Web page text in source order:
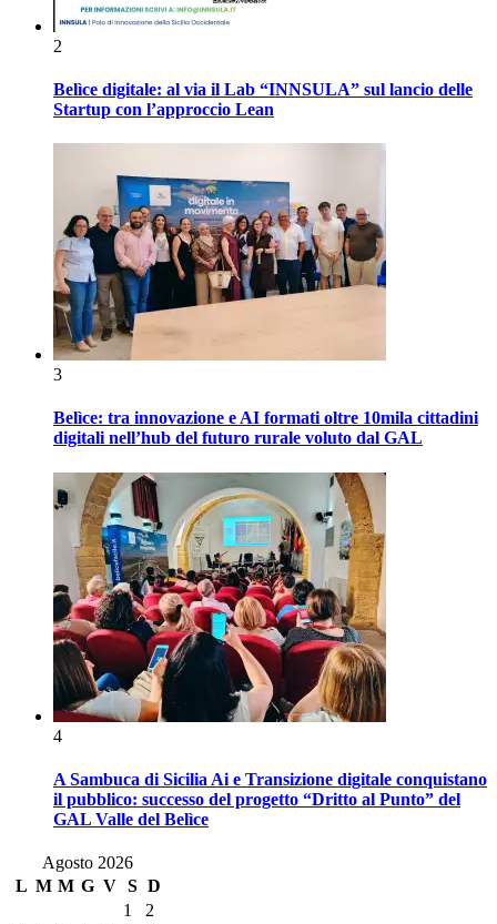
2
Belìce digitale: al via il Lab “INNSULA” sul lancio delle
Startup con l’approccio Lean
3
Belìce: tra innovazione e AI formati oltre 10mila cittadini
digitali nell’hub del futuro rurale voluto dal GAL
4
A Sambuca di Sicilia Ai e Transizione digitale conquistano
il pubblico: successo del progetto “Dritto al Punto” del
GAL Valle del Belìce
Agosto 2026
L M M G V S D
1
2